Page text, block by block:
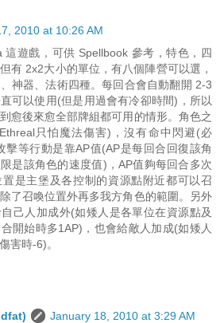
2010 at 10:26 AM
這遊戲，可供 Spellbook 參考，特色，四
有 2x2大小的單位，有八個陣營可以選，
神器、法術四種。每回合會自動翻開 2-3
可以使用(但是用過會有冷卻時間)，所以
愈後來愈全部牌組都可用的情形。角色之
只怕魔法傷害)，沒有命中閃避(必
擊等行動是靠AP值(AP是每回合回復該角
是該角色的速度值)，AP值夠每回合多次
是主堡及各控制的資源點附近都可以召
了召喚位置外再多我方角色的範圍。另外
己人加成外(如矮人是各單位在資源點及
開始時多1AP)，也會給敵人加成(如矮人
害時-6)。
January 18, 2010 at 3:29 AM